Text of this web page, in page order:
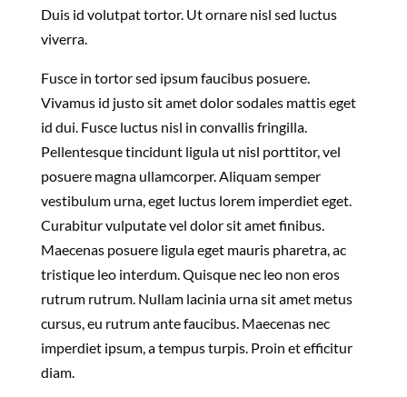
Duis id volutpat tortor. Ut ornare nisl sed luctus
viverra.
Fusce in tortor sed ipsum faucibus posuere.
Vivamus id justo sit amet dolor sodales mattis eget
id dui. Fusce luctus nisl in convallis fringilla.
Pellentesque tincidunt ligula ut nisl porttitor, vel
posuere magna ullamcorper. Aliquam semper
vestibulum urna, eget luctus lorem imperdiet eget.
Curabitur vulputate vel dolor sit amet finibus.
Maecenas posuere ligula eget mauris pharetra, ac
tristique leo interdum. Quisque nec leo non eros
rutrum rutrum. Nullam lacinia urna sit amet metus
cursus, eu rutrum ante faucibus. Maecenas nec
imperdiet ipsum, a tempus turpis. Proin et efficitur
diam.